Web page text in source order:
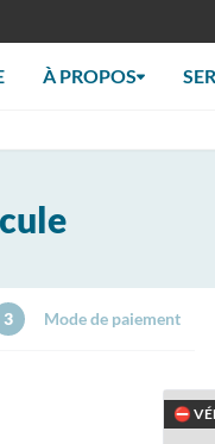
À PROPOS
3 Mode de paiement
⛔